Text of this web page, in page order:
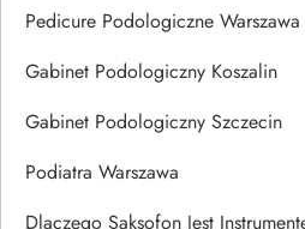
Pedicure Podologiczne Warszawa
Gabinet Podologiczny Koszalin
Gabinet Podologiczny Szczecin
Podiatra Warszawa
Dlaczego Saksofon Jest